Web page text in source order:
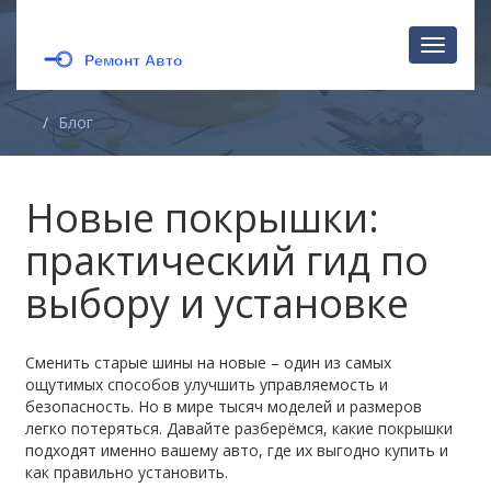
Блог
Новые покрышки:
практический гид по
выбору и установке
Сменить старые шины на новые – один из самых
ощутимых способов улучшить управляемость и
безопасность. Но в мире тысяч моделей и размеров
легко потеряться. Давайте разберёмся, какие покрышки
подходят именно вашему авто, где их выгодно купить и
как правильно установить.